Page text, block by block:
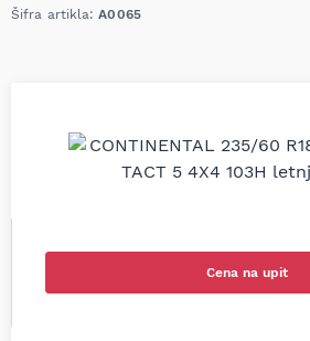
Šifra artikla:A0065
Cena na upit